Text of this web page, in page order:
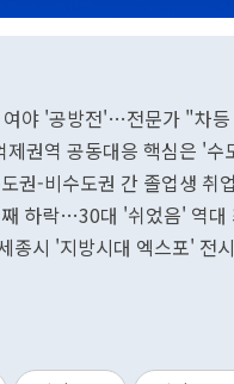
여야 '공방전'…전문가 "차
권역 공동대응 핵심은 '
권-비수도권 간 졸업생 취
하락…30대 '쉬었음' 역대
종시 '지방시대 엑스포' 전